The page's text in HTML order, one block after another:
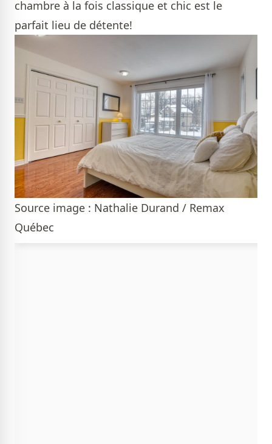
chambre à la fois classique et chic est le
parfait lieu de détente!
Source image : Nathalie Durand / Remax
Québec